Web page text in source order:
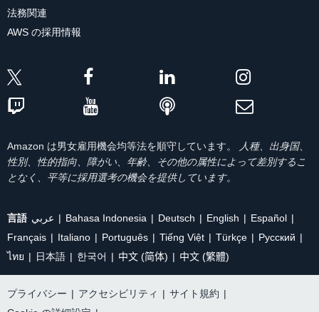
法務関連
AWS の採用情報
Amazon は男女雇用機会均等法を順守しています。
人種、出身国、
性別、性的指向、障がい、年齢、その他の属性によって差別するこ
となく、平等に採用選考の機会を提供しています。
言語 عربي Bahasa Indonesia Deutsch English
Español
Français
Italiano Português Tiếng Việt Türkçe
Ρусский
ไทย
日本語 한국어 中文 (简体) 中文 (繁體)
プライバシー | アクセシビリティ | サイト規約 |